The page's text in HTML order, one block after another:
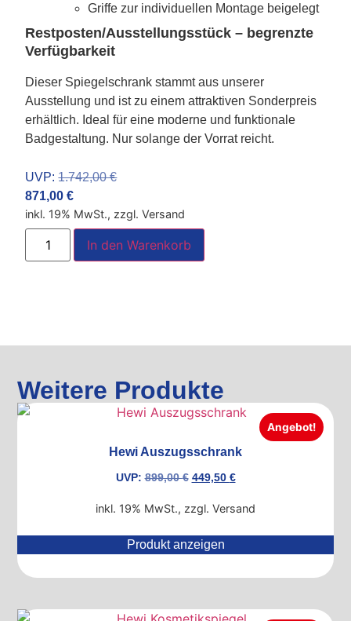
Griffe zur individuellen Montage beigelegt
Restposten/Ausstellungsstück – begrenzte
Verfügbarkeit
Dieser Spiegelschrank stammt aus unserer
Ausstellung und ist zu einem attraktiven Sonderpreis
erhältlich. Ideal für eine moderne und funktionale
Badgestaltung. Nur solange der Vorrat reicht.
UVP: 1.742,00€
871,00€
inkl. 19% MwSt., zzgl. Versand
In den Warenkorb
Weitere Produkte
Angebot!
Hewi Auszugsschrank
UVP: 899,00€ 449,50 €
inkl. 19% MwSt., zzgl. Versand
Produkt anzeigen